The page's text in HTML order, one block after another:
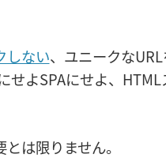
しない、ユニークな
せよSPAにせよ、
は限りません。